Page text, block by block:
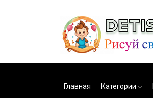
Главная Категории